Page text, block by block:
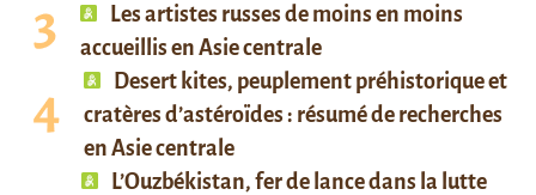
Les artistes russes de moins en moins
accueillis en Asie centrale
Desert kites, peuplement préhistorique et
cratères d’astéroïdes : résumé de recherches
en Asie centrale
L’Ouzbékistan, fer de lance dans la lutte